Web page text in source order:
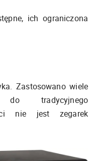
ich ograniczona
Zastosowano wiele
do tradycyjnego
nie jest zegarek